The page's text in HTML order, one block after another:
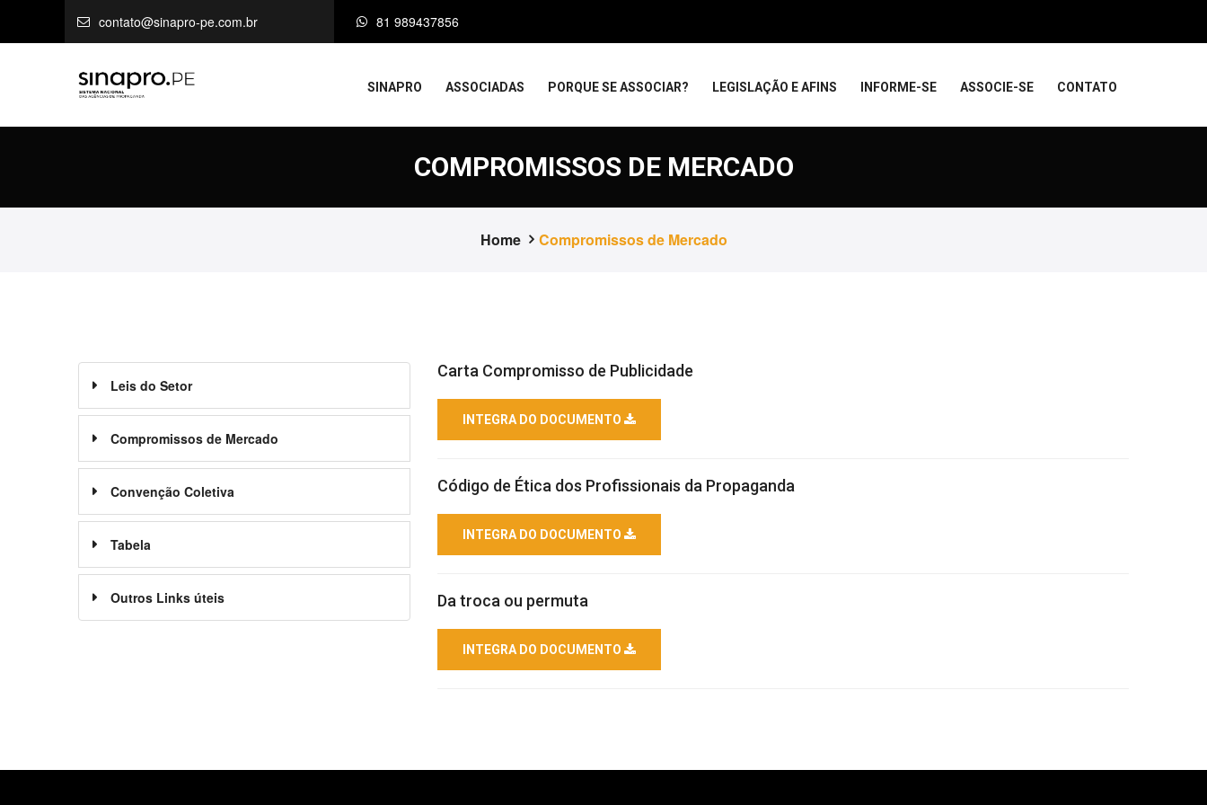
contato@sinapro-pe.com.br 81 989437856
SINAPRO ASSOCIADAS PORQUE SE ASSOCIAR? LEGISLAÇÃO E AFINS INFORME-SE ASSOCIE-SE CONTATO
COMPROMISSOS DE MERCADO
Home Compromissos de Mercado
Leis do Setor
Compromissos de Mercado
Convenção Coletiva
Tabela
Outros Links úteis
Carta Compromisso de Publicidade
INTEGRA DO DOCUMENTO
Código de Ética dos Profissionais da Propaganda
INTEGRA DO DOCUMENTO
Da troca ou permuta
INTEGRA DO DOCUMENTO